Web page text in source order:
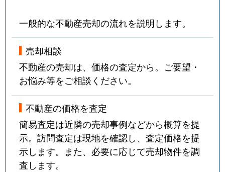
一般的な不動産売却の流れを説明します。
売却相談
不動産の売却は、価格の査定から。ご要望・
お悩み等をご相談ください。
不動産の価格を査定
簡易査定は近隣の売却事例などから概算を提
示。訪問査定は現地を確認し、査定価格を提
示します。また、必要に応じて売却物件を調
査します。